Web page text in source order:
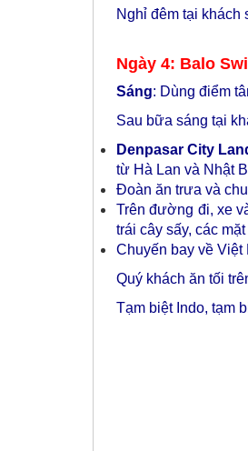
Nghỉ đêm tại khách
Ngày 4: Balo
Sáng: Dùng điểm
Sau bữa sáng tại
Denpasar City
từ Hà Lan và Nhật
Đoàn ăn trưa và
Trên đường đi, xe
trái cây sấy, các
Chuyến bay về Việt
Quý khách ăn tối
Tạm biệt Indo, tạm